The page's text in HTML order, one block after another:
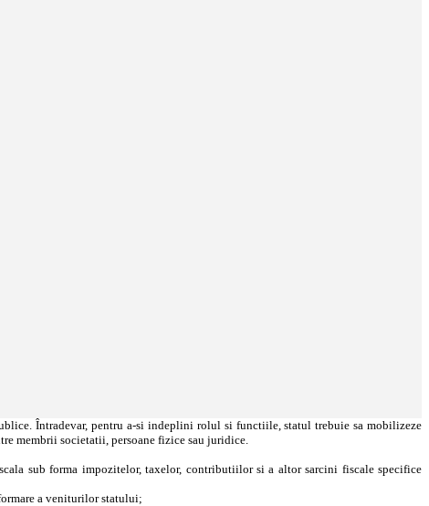
Întradevar, pentru a-si indeplini rolul si functiile, statul trebuie sa mobilizeze
membrii societatii, persoane fizice sau juridice.
sub forma impozitelor, taxelor, contributiilor si a altor sarcini fiscale specifice
a veniturilor statului;